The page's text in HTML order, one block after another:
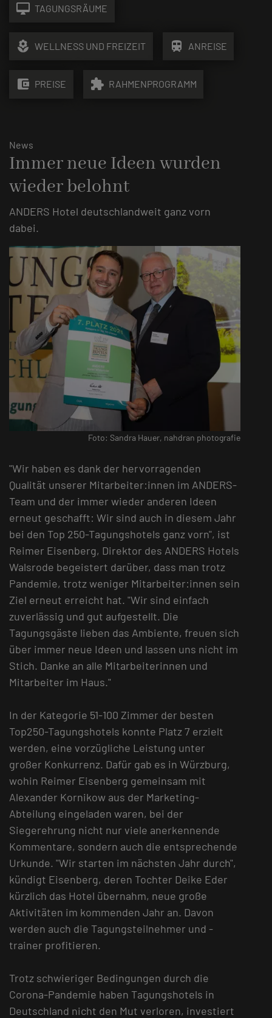
desktop_mac TAGUNGSRÄUME
local_florist WELLNESS UND FREIZEIT train ANREISE
account_balance_wallet PREISE extension RAHMENPROGRAMM
News
Immer neue Ideen wurden
wieder belohnt
ANDERS Hotel deutschlandweit ganz vorn
dabei.
Foto: Sandra Hauer, nahdran photografie
"Wir haben es dank der hervorragenden
Qualität unserer Mitarbeiter:innen im ANDERS-
Team und der immer wieder anderen Ideen
erneut geschafft: Wir sind auch in diesem Jahr
bei den Top 250-Tagungshotels ganz vorn", ist
Reimer Eisenberg, Direktor des ANDERS Hotels
Walsrode begeistert darüber, dass man trotz
Pandemie, trotz weniger Mitarbeiter:innen sein
Ziel erneut erreicht hat. "Wir sind einfach
zuverlässig und gut aufgestellt. Die
Tagungsgäste lieben das Ambiente, freuen sich
über immer neue Ideen und lassen uns nicht im
Stich. Danke an alle Mitarbeiterinnen und
Mitarbeiter im Haus."
In der Kategorie 51-100 Zimmer der besten
Top250-Tagungshotels konnte Platz 7 erzielt
werden, eine vorzügliche Leistung unter
großer Konkurrenz. Dafür gab es in Würzburg,
wohin Reimer Eisenberg gemeinsam mit
Alexander Kornikow aus der Marketing-
Abteilung eingeladen waren, bei der
Siegerehrung nicht nur viele anerkennende
Kommentare, sondern auch die entsprechende
Urkunde. "Wir starten im nächsten Jahr durch",
kündigt Eisenberg, deren Tochter Deike Eder
kürzlich das Hotel übernahm, neue große
Aktivitäten im kommenden Jahr an. Davon
werden auch die Tagungsteilnehmer und -
trainer profitieren.
Trotz schwieriger Bedingungen durch die
Corona-Pandemie haben Tagungshotels in
Deutschland nicht den Mut verloren, investiert